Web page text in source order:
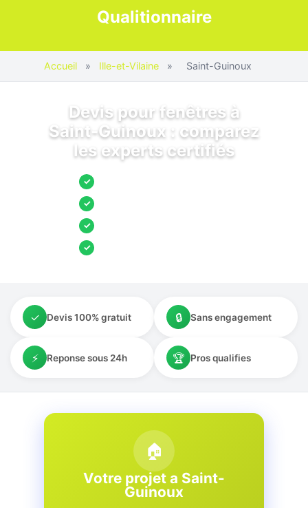
Qualitionnaire
Accueil » Ille-et-Vilaine » Saint-Guinoux
Devis pour fenêtres à
Saint-Guinoux : comparez
les experts certifiés
✓
✓
✓
✓
✓ Devis 100% gratuit 🔒 Sans engagement
⚡ Reponse sous 24h 🏆 Pros qualifies
🏠
Votre projet a Saint-
Guinoux